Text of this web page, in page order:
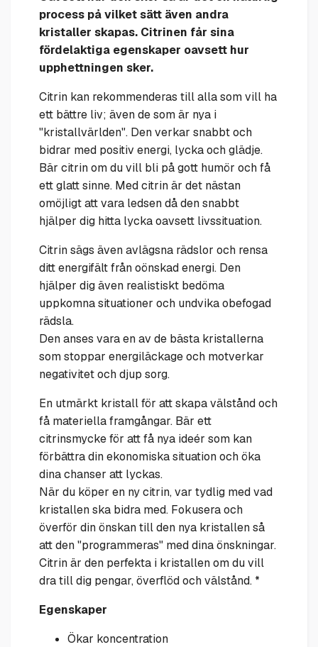
process på vilket sätt även andra
kristaller skapas. Citrinen får sina
fördelaktiga egenskaper oavsett hur
upphettningen sker.
Citrin kan rekommenderas till alla som vill ha
ett bättre liv; även de som är nya i
"kristallvärlden". Den verkar snabbt och
bidrar med positiv energi, lycka och glädje.
Bär citrin om du vill bli på gott humör och få
ett glatt sinne. Med citrin är det nästan
omöjligt att vara ledsen då den snabbt
hjälper dig hitta lycka oavsett livssituation.
Citrin sägs även avlägsna rädslor och rensa
ditt energifält från oönskad energi. Den
hjälper dig även realistiskt bedöma
uppkomna situationer och undvika obefogad
rädsla.
Den anses vara en av de bästa kristallerna
som stoppar energiläckage och motverkar
negativitet och djup sorg.
En utmärkt kristall för att skapa välstånd och
få materiella framgångar. Bär ett
citrinsmycke för att få nya ideér som kan
förbättra din ekonomiska situation och öka
dina chanser att lyckas.
När du köper en ny citrin, var tydlig med vad
kristallen ska bidra med. Fokusera och
överför din önskan till den nya kristallen så
att den "programmeras" med dina önskningar.
Citrin är den perfekta i kristallen om du vill
dra till dig pengar, överflöd och välstånd. *
Egenskaper
Ökar koncentration